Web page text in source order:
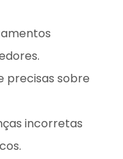
precisas sobre
incorretas